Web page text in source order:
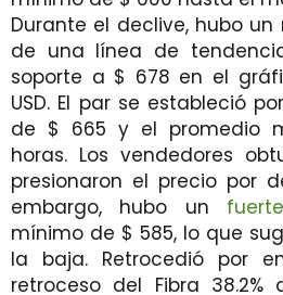
Durante el declive, hubo
de una línea de
soporte a $ 678 en el
USD. El par se estableció
de $ 665 y el promedio
horas. Los vendedores
presionaron el precio por
embargo, hubo un
mínimo de $ 585, lo que
la baja. Retrocedió por
retroceso del Fibra